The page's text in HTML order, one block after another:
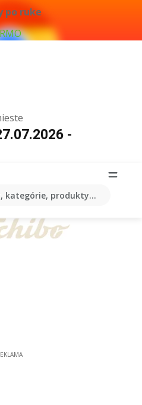
po ruke
kategórie, produkty...
-